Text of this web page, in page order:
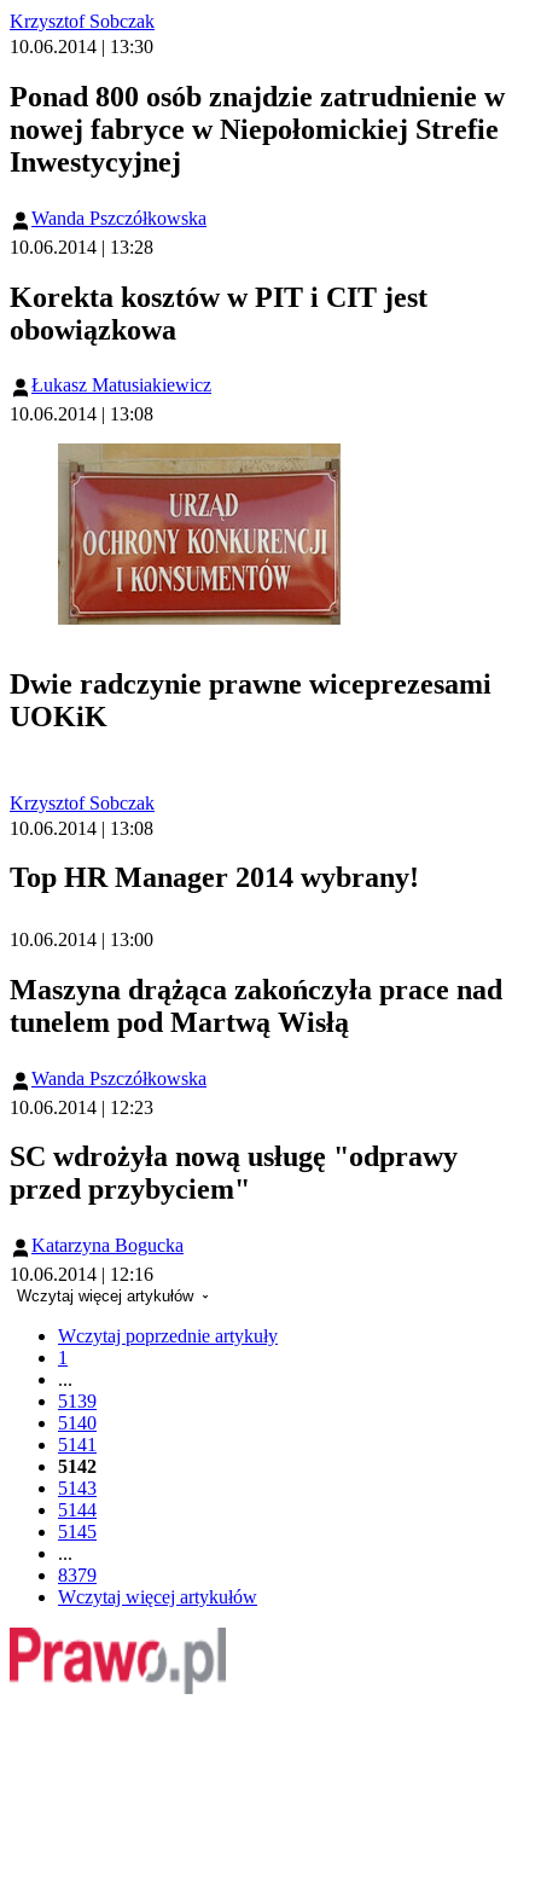
Krzysztof Sobczak
10.06.2014 | 13:30
Ponad 800 osób znajdzie zatrudnienie w
nowej fabryce w Niepołomickiej Strefie
Inwestycyjnej
Wanda Pszczółkowska
10.06.2014 | 13:28
Korekta kosztów w PIT i CIT jest
obowiązkowa
Łukasz Matusiakiewicz
10.06.2014 | 13:08
Dwie radczynie prawne wiceprezesami
UOKiK
Krzysztof Sobczak
10.06.2014 | 13:08
Top HR Manager 2014 wybrany!
10.06.2014 | 13:00
Maszyna drążąca zakończyła prace nad
tunelem pod Martwą Wisłą
Wanda Pszczółkowska
10.06.2014 | 12:23
SC wdrożyła nową usługę "odprawy
przed przybyciem"
Katarzyna Bogucka
10.06.2014 | 12:16
Wczytaj więcej artykułów
Wczytaj poprzednie artykuły
1
...
5139
5140
5141
5142
5143
5144
5145
...
8379
Wczytaj więcej artykułów